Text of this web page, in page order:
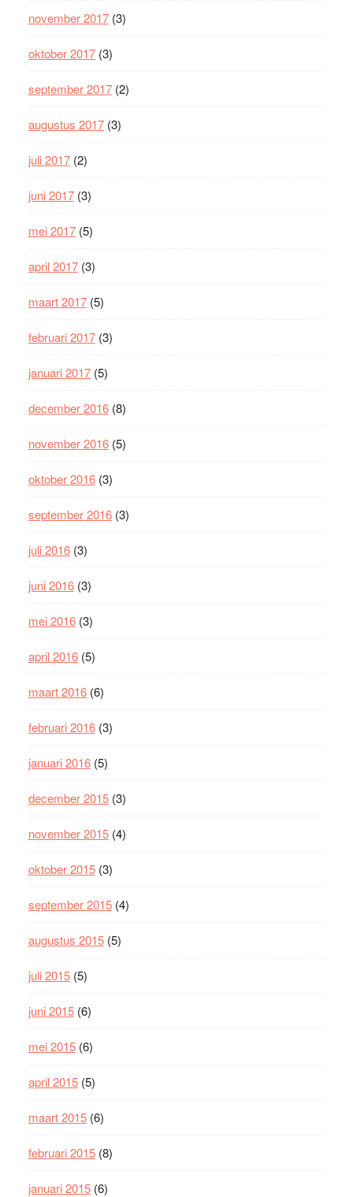
november 2017(3)
oktober 2017(3)
september 2017(2)
augustus 2017(3)
juli 2017(2)
juni 2017(3)
mei 2017(5)
april 2017(3)
maart 2017(5)
februari 2017(3)
januari 2017(5)
december 2016(8)
november 2016(5)
oktober 2016(3)
september 2016(3)
juli 2016(3)
juni 2016(3)
mei 2016(3)
april 2016(5)
maart 2016(6)
februari 2016(3)
januari 2016(5)
december 2015(3)
november 2015(4)
oktober 2015(3)
september 2015(4)
augustus 2015(5)
juli 2015(5)
juni 2015(6)
mei 2015(6)
april 2015(5)
maart 2015(6)
februari 2015(8)
januari 2015(6)